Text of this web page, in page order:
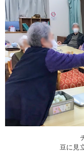
豆に見